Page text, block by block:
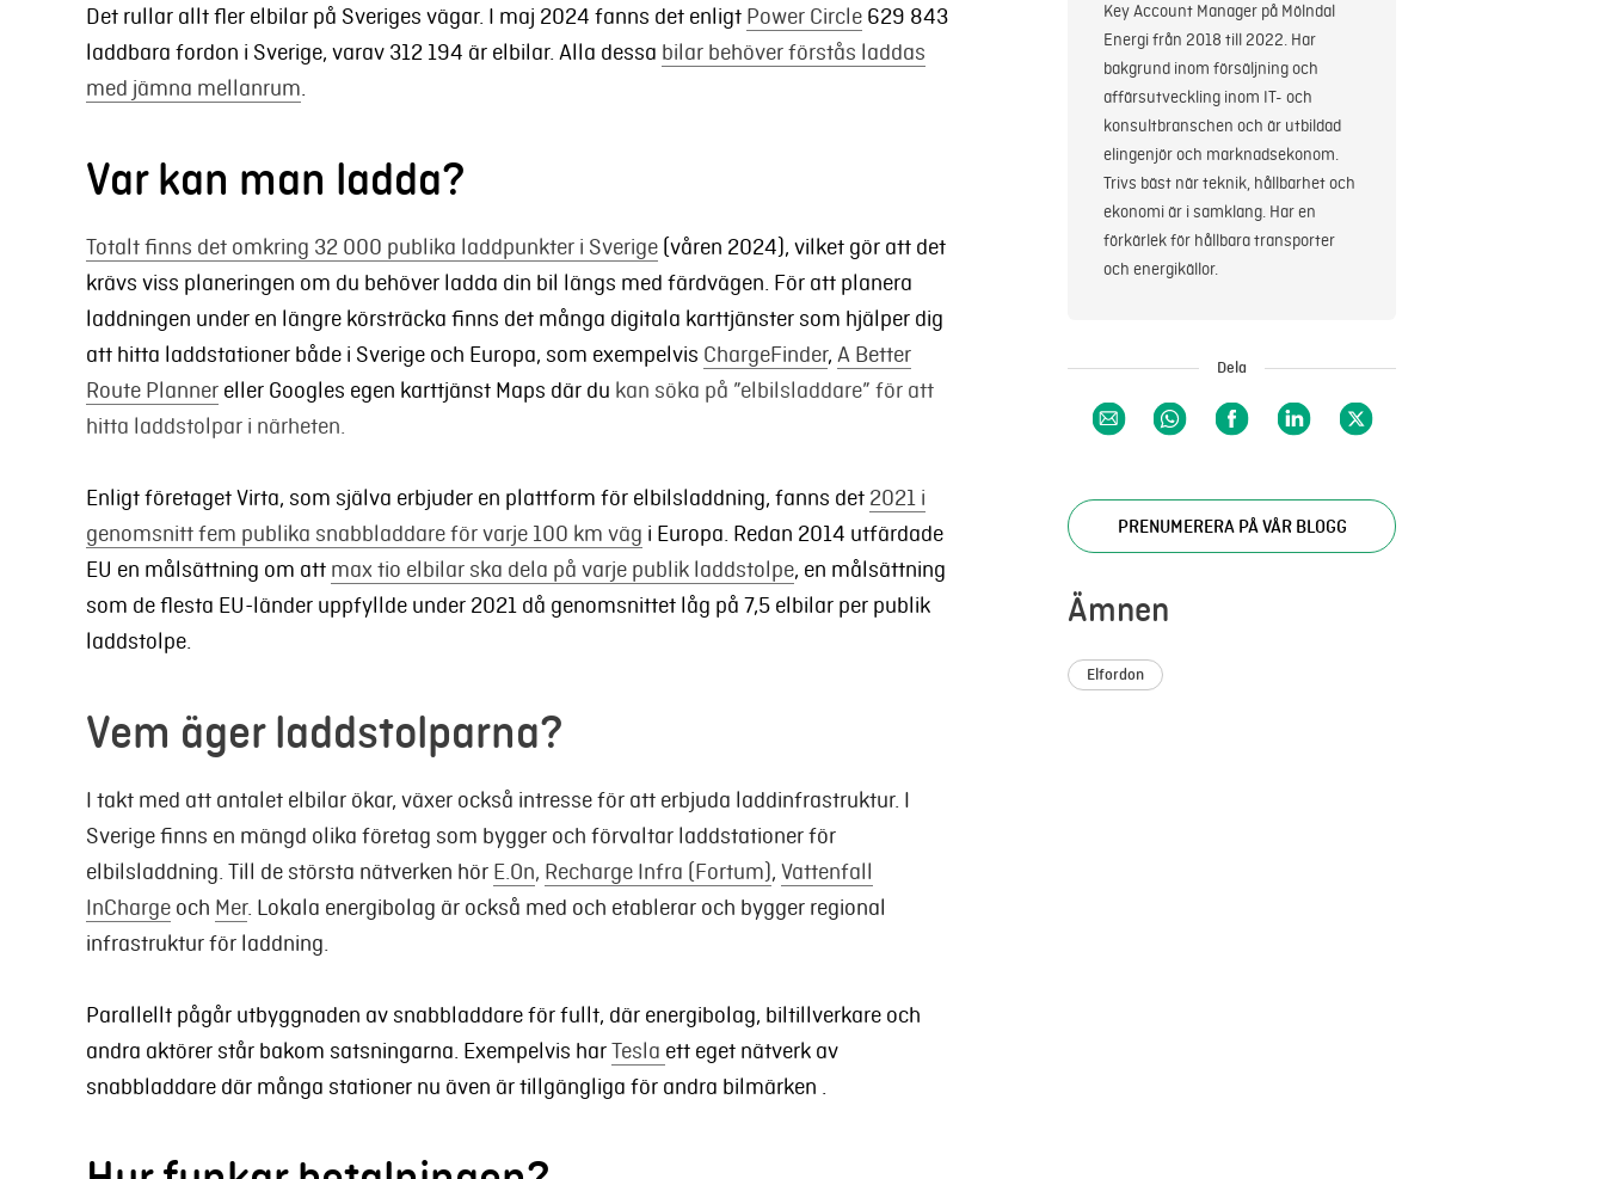
Det rullar allt fler elbilar på Sveriges vägar. I maj 2024 fanns det enligt Power Circle 629 843
laddbara fordon i Sverige, varav 312 194 är elbilar. Alla dessa bilar behöver förstås laddas
med jämna mellanrum.
Var kan man ladda?
Totalt finns det omkring 32 000 publika laddpunkter i Sverige (våren 2024), vilket gör att det
krävs viss planeringen om du behöver ladda din bil längs med färdvägen. För att planera
laddningen under en längre körsträcka finns det många digitala karttjänster som hjälper dig
att hitta laddstationer både i Sverige och Europa, som exempelvis ChargeFinder, A Better
Route Planner eller Googles egen karttjänst Maps där du kan söka på ”elbilsladdare” för att
hitta laddstolpar i närheten.
Enligt företaget Virta, som själva erbjuder en plattform för elbilsladdning, fanns det 2021 i
genomsnitt fem publika snabbladdare för varje 100 km väg i Europa. Redan 2014 utfärdade
EU en målsättning om att max tio elbilar ska dela på varje publik laddstolpe, en målsättning
som de flesta EU-länder uppfyllde under 2021 då genomsnittet låg på 7,5 elbilar per publik
laddstolpe.
Vem äger laddstolparna?
I takt med att antalet elbilar ökar, växer också intresse för att erbjuda laddinfrastruktur. I
Sverige finns en mängd olika företag som bygger och förvaltar laddstationer för
elbilsladdning. Till de största nätverken hör E.On, Recharge Infra (Fortum), Vattenfall
InCharge och Mer. Lokala energibolag är också med och etablerar och bygger regional
infrastruktur för laddning.
Parallellt pågår utbyggnaden av snabbladdare för fullt, där energibolag, biltillverkare och
andra aktörer står bakom satsningarna. Exempelvis harTesla ett eget nätverk av
snabbladdare där många stationer nu även är tillgängliga för andra bilmärken .
Key Account Manager på Mölndal
Energi från 2018 till 2022. Har
bakgrund inom försäljning och
affärsutveckling inom IT- och
konsultbranschen och är utbildad
elingenjör och marknadsekonom.
Trivs bäst när teknik, hållbarhet och
ekonomi är i samklang. Har en
förkärlek för hållbara transporter
och energikällor.
Dela
PRENUMERERA PÅ VÅR BLOGG
Ämnen
Elfordon